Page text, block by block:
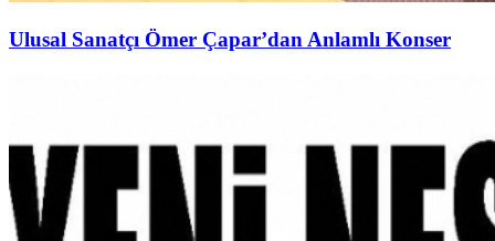
Ulusal Sanatçı Ömer Çapar’dan Anlamlı Konser